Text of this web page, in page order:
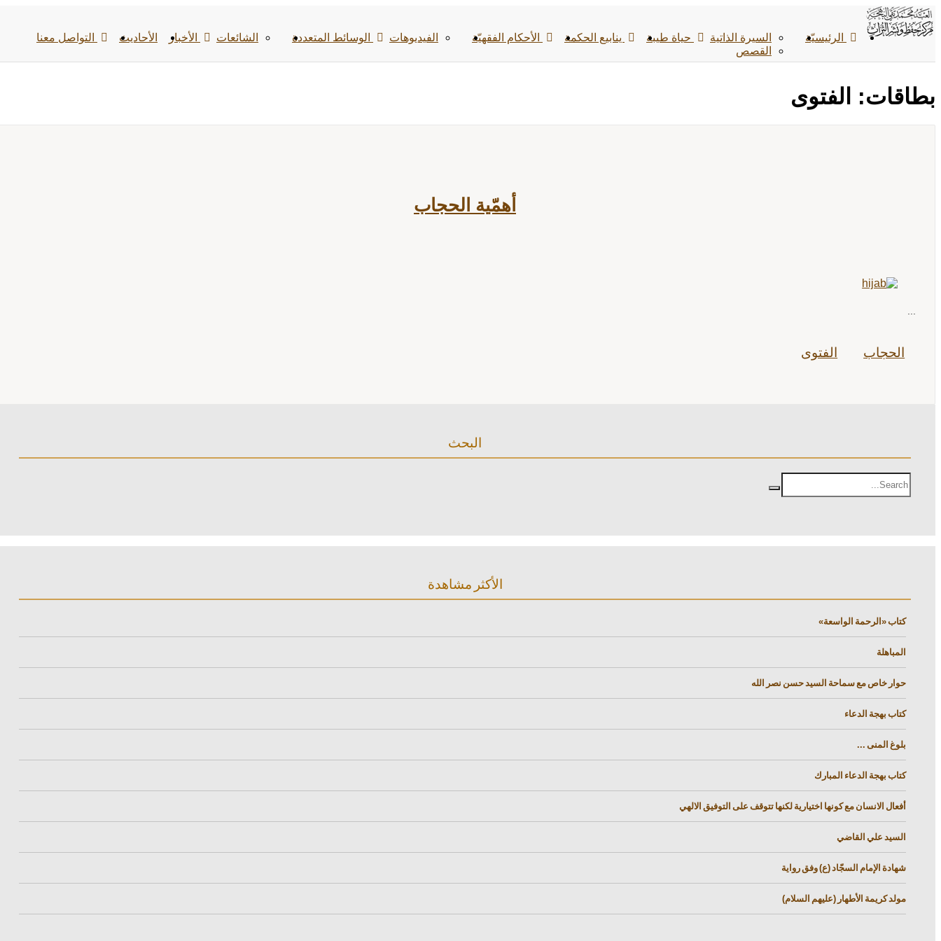
الرئیسیّة حياة طيبة
السيرة الذاتية
القصص
ينابيع الحكمة الأحکام الفقهیّة الوسائط المتعددة الفیدیوهات الأخبار الشائعات الأحادیث التواصل معنا
بطاقات: الفتوى
أهمّية الحجاب
...
الحجاب الفتوى
البحث
الأكثر مشاهدة
كتاب «الرحمة الواسعة»
المباهلة
حوار خاص مع سماحة السيد حسن نصر الله
كتاب بهجة الدعاء
بلوغ المنى ...
كتاب بهجة الدعاء المبارك
أفعال الانسان مع كونها اختيارية لكنها تتوقف على التوفيق الالهي
السيد علي القاضي
شهادة الإمام السجّاد (ع) وفق رواية
مولد كريمة الأطهار (عليهم السلام)